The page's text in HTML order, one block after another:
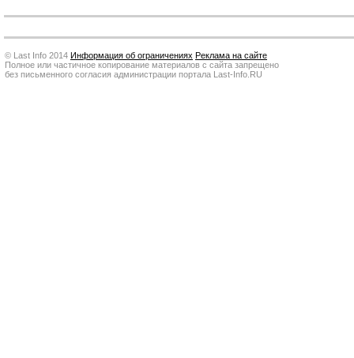
© Last Info 2014 Информация об ограничениях Реклама на сайте
Полное или частичное копирование материалов с сайта запрещено
без письменного согласия администрации портала Last-Info.RU